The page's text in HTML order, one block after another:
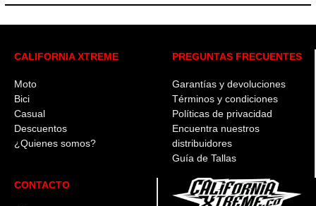
variantes.
pueden
en
la
de
producto
CALIFORNIA XTREME
Moto
Bici
Casual
Descuentos
¿Quienes somos?
PREGUNTAS FRECUENTES
Garantías y devoluciones
Términos y condiciones
Políticas de privacidad
Encuentra nuestros
distribuidores
Guía de Tallas
CONTACTO